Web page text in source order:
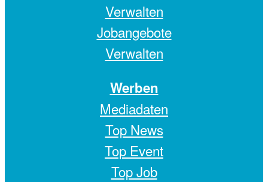
Verwalten
Jobangebote
Verwalten
Werben
Mediadaten
Top News
Top Event
Top Job